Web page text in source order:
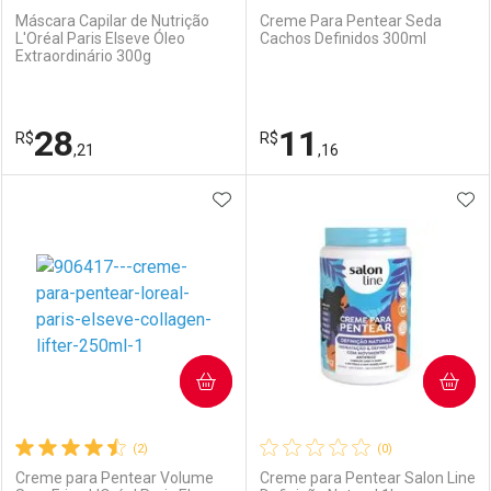
Ativar Desconto
Comprar sem Desconto
Por R$ 20,86/cada
Por R$ 20,86/cada
Comprar sem Desconto
Por R$ 19,09/cada
Por R$ 19,09/cada
Máscara Capilar de Nutrição
L'Oréal Paris Elseve Óleo
Extraordinário 300g
R$28,21
Laboratório
Por Menos
Creme Para Pentear Seda
Cachos Definidos 300ml
R$11 ,16
Laboratório
Por Menos
(2)
Creme para Pentear Volume
ADICIONAR AOS FAVORITOS
COMPRAR
(0)
Creme para Pentear Salon Line
COMPRAR